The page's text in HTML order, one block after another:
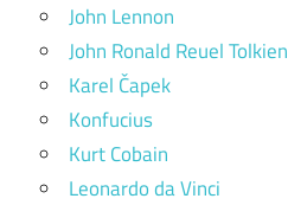
John Lennon
John Ronald Reuel Tolkien
Karel Čapek
Konfucius
Kurt Cobain
Leonardo da Vinci